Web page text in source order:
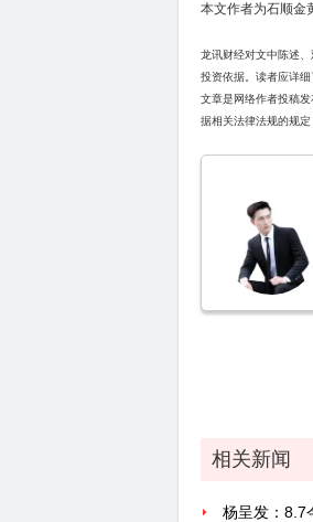
本文作者为石顺金
龙讯财经对文中陈述
投资依据。读者应详细
文章是网络作者投稿
据相关法律法规的规
相关新闻
杨呈发：8.7